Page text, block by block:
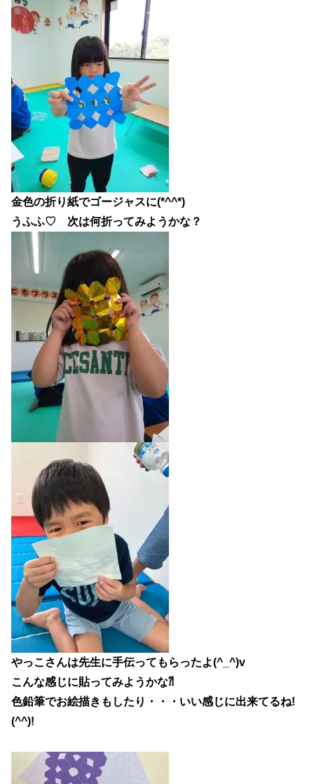
金色の折り紙でゴージャスに(*^^*)
うふふ♡ 次は何折ってみようかな？
やっこさんは先生に手伝ってもらったよ(^_^)v
こんな感じに貼ってみようかな⁈
色鉛筆でお絵描きもしたり・・・いい感じに出来てるね!
(^^)!